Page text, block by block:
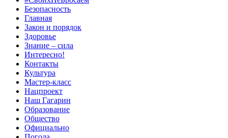
Безопасность
Главная
Закон и порядок
Здоровье
Знание – сила
Интересно!
Контакты
Культура
Мастер-класс
Нацпроект
Наш Гагарин
Образование
Общество
Официально